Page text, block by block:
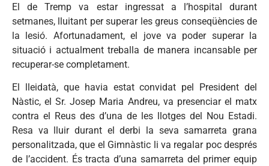
El de Tremp va estar ingressat a l’hospital durant
setmanes, lluitant per superar les greus conseqüències de
la lesió. Afortunadament, el jove va poder superar la
situació i actualment treballa de manera incansable per
recuperar-se completament.
El lleidatà, que havia estat convidat pel President del
Nàstic, el Sr. Josep Maria Andreu, va presenciar el matx
contra el Reus des d’una de les llotges del Nou Estadi.
Resa va lluir durant el derbi la seva samarreta grana
personalitzada, que el Gimnàstic li va regalar poc després
de l’accident. És tracta d’una samarreta del primer equip